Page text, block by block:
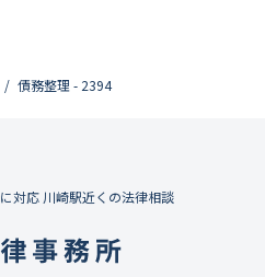
債務整理 - 2394
対応 川崎駅近くの法律相談